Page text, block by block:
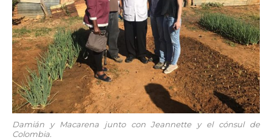
Damián y Macarena junto con Jeannette y el cónsul de
Colombia.